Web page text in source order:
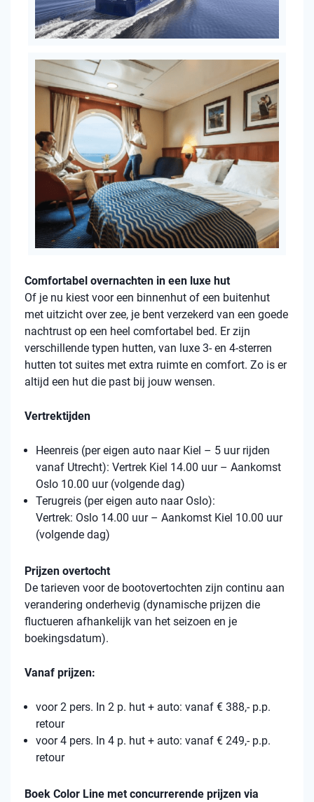
Comfortabel overnachten in een luxe hut
Of je nu kiest voor een binnenhut of een buitenhut
met uitzicht over zee, je bent verzekerd van een goede
nachtrust op een heel comfortabel bed. Er zijn
verschillende typen hutten, van luxe 3- en 4-sterren
hutten tot suites met extra ruimte en comfort. Zo is er
altijd een hut die past bij jouw wensen.
Vertrektijden
Heenreis (per eigen auto naar Kiel – 5 uur rijden
vanaf Utrecht): Vertrek Kiel 14.00 uur – Aankomst
Oslo 10.00 uur (volgende dag)
Terugreis (per eigen auto naar Oslo):
Vertrek: Oslo 14.00 uur – Aankomst Kiel 10.00 uur
(volgende dag)
Prijzen overtocht
De tarieven voor de bootovertochten zijn continu aan
verandering onderhevig (dynamische prijzen die
fluctueren afhankelijk van het seizoen en je
boekingsdatum).
Vanaf prijzen:
voor 2 pers. In 2 p. hut + auto: vanaf € 388,- p.p.
retour
voor 4 pers. In 4 p. hut + auto: vanaf € 249,- p.p.
retour
Boek Color Line met concurrerende prijzen via